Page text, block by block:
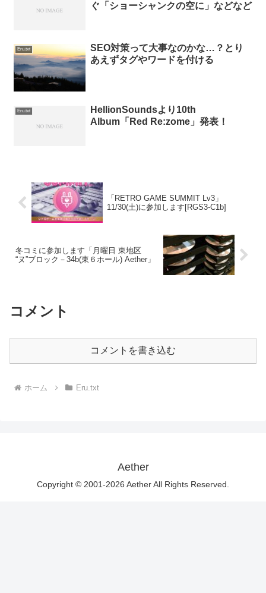
ぐ「ショーシャンクの空に」などなど
Eru.txt
SEO対策って大事なのかな…？とり
あえずタグやワードを付ける
Eru.txt
HellionSoundsより10th
Album「Red Re:zome」発表！
「RETRO GAME SUMMIT Lv3」
11/30(土)に参加します[RGS3-C1b]
冬コミに参加します「月曜日 東地区
“ヌ”ブロック－34b(東６ホール) Aether」
コメント
コメントを書き込む
ホーム Eru.txt
Aether
Copyright © 2001-2026 Aether All Rights Reserved.